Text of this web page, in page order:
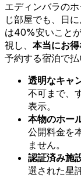
エディンバラの
じ部屋でも、日
は40%安いことが
視し、 本当にお
予約する宿泊で払
透明なキャ
不可まで、
表示。
本物のホー
公開料金を
ません。
認証済み施
選された星